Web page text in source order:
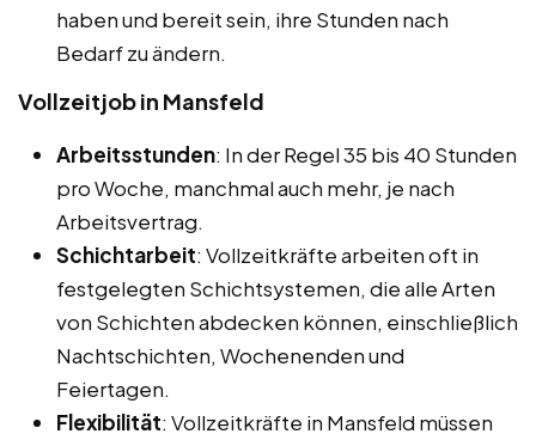
haben und bereit sein, ihre Stunden nach
Bedarf zu ändern.
Vollzeitjob in Mansfeld
Arbeitsstunden: In der Regel 35 bis 40 Stunden
pro Woche, manchmal auch mehr, je nach
Arbeitsvertrag.
Schichtarbeit: Vollzeitkräfte arbeiten oft in
festgelegten Schichtsystemen, die alle Arten
von Schichten abdecken können, einschließlich
Nachtschichten, Wochenenden und
Feiertagen.
Flexibilität: Vollzeitkräfte in Mansfeld müssen